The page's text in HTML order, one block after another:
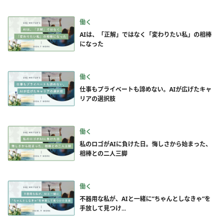
働く
AIは、「正解」ではなく「変わりたい私」の相棒
になった
働く
仕事もプライベートも諦めない。AIが広げたキャ
リアの選択肢
働く
私のロゴがAIに負けた日。悔しさから始まった、
相棒との二人三脚
働く
不器用な私が、AIと一緒に”ちゃんとしなきゃ”を
手放して見つけ...